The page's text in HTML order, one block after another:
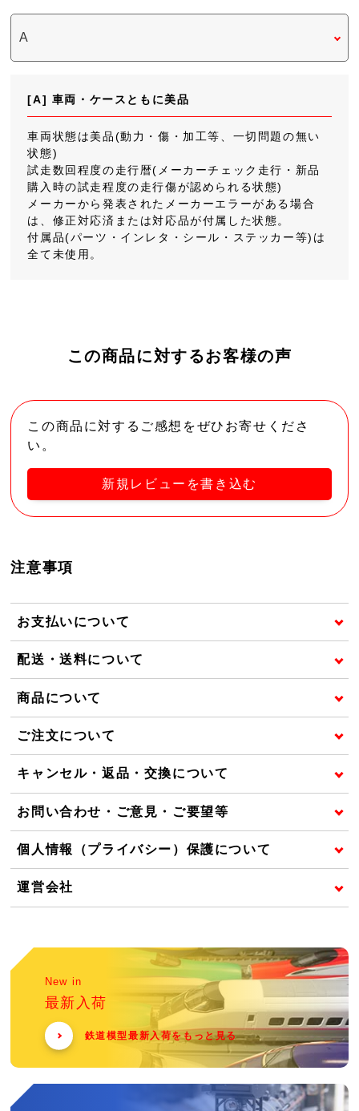
[A] 車両・ケースともに美品
車両状態は美品(動力・傷・加工等、一切問題の無い
状態)
試走数回程度の走行暦(メーカーチェック走行・新品
購入時の試走程度の走行傷が認められる状態)
メーカーから発表されたメーカーエラーがある場合
は、修正対応済または対応品が付属した状態。
付属品(パーツ・インレタ・シール・ステッカー等)は
全て未使用。
この商品に対するお客様の声
この商品に対するご感想をぜひお寄せくださ
い。
新規レビューを書き込む
注意事項
お支払いについて
配送・送料について
商品について
ご注文について
キャンセル・返品・交換について
お問い合わせ・ご意見・ご要望等
個人情報（プライバシー）保護について
運営会社
New in
最新入荷
鉄道模型最新入荷をもっと見る